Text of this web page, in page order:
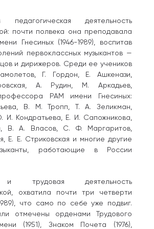
деятельность
почти полвека она преподавала
Гнесиных (1946-1989), воспитав
первоклассных музыкантов —
и дирижеров. Среди ее учеников
Г. Гордон, Е. Ашкенази,
А. Рудин, М. Аркадьев,
РАМ имени Гнесиных:
В. М. Тропп, Т. А. Зеликман,
И. Кондратьева, Е. И. Сапожникова,
В. А. Власов, С. Ф. Маргаритов,
Е. Е. Стриковская и многие другие
работающие в России
и трудовая деятельность
охватила почти три четверти
что само по себе уже подвиг.
отмечены орденами Трудового
(1951), Знаком Почета (1976),